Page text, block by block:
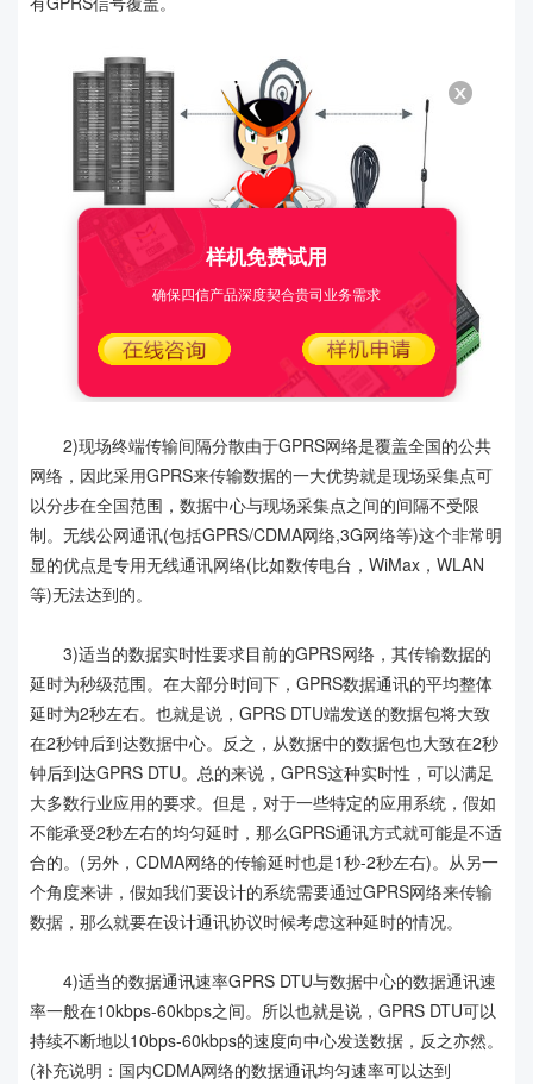
2)现场终端传输间隔分散由于GPRS网络是覆盖全国的公共
网络，因此采用GPRS来传输数据的一大优势就是现场采集点可
以分步在全国范围，数据中心与现场采集点之间的间隔不受限
制。无线公网通讯(包括GPRS/CDMA网络,3G网络等)这个非常明
显的优点是专用无线通讯网络(比如数传电台，WiMax，WLAN
等)无法达到的。
3)适当的数据实时性要求目前的GPRS网络，其传输数据的
延时为秒级范围。在大部分时间下，GPRS数据通讯的平均整体
延时为2秒左右。也就是说，GPRS DTU端发送的数据包将大致
在2秒钟后到达数据中心。反之，从数据中的数据包也大致在2秒
钟后到达GPRS DTU。总的来说，GPRS这种实时性，可以满足
大多数行业应用的要求。但是，对于一些特定的应用系统，假如
不能承受2秒左右的均匀延时，那么GPRS通讯方式就可能是不适
合的。(另外，CDMA网络的传输延时也是1秒-2秒左右)。从另一
个角度来讲，假如我们要设计的系统需要通过GPRS网络来传输
数据，那么就要在设计通讯协议时候考虑这种延时的情况。
4)适当的数据通讯速率GPRS DTU与数据中心的数据通讯速
率一般在10kbps-60kbps之间。所以也就是说，GPRS DTU可以
持续不断地以10bps-60kbps的速度向中心发送数据，反之亦然。
(补充说明：国内CDMA网络的数据通讯均匀速率可以达到
样机免费试用
确保四信产品深度契合贵司业务需求